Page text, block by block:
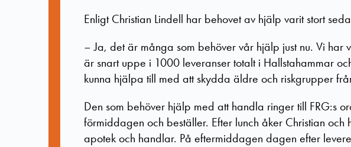
Enligt Christian Lindell har behovet av hjälp varit stort
–Ja, det är många som behöver vår hjälp just nu. Vi
är snart uppe i 1000 leveranser totalt i Hallstahammar
kunna hjälpa till med att skydda äldre och riskgrupper
Den som behöver hjälp med att handla ringer till FRG:s
förmiddagen och beställer. Efter lunch åker Christian
apotek och handlar. På eftermiddagen dagen efter